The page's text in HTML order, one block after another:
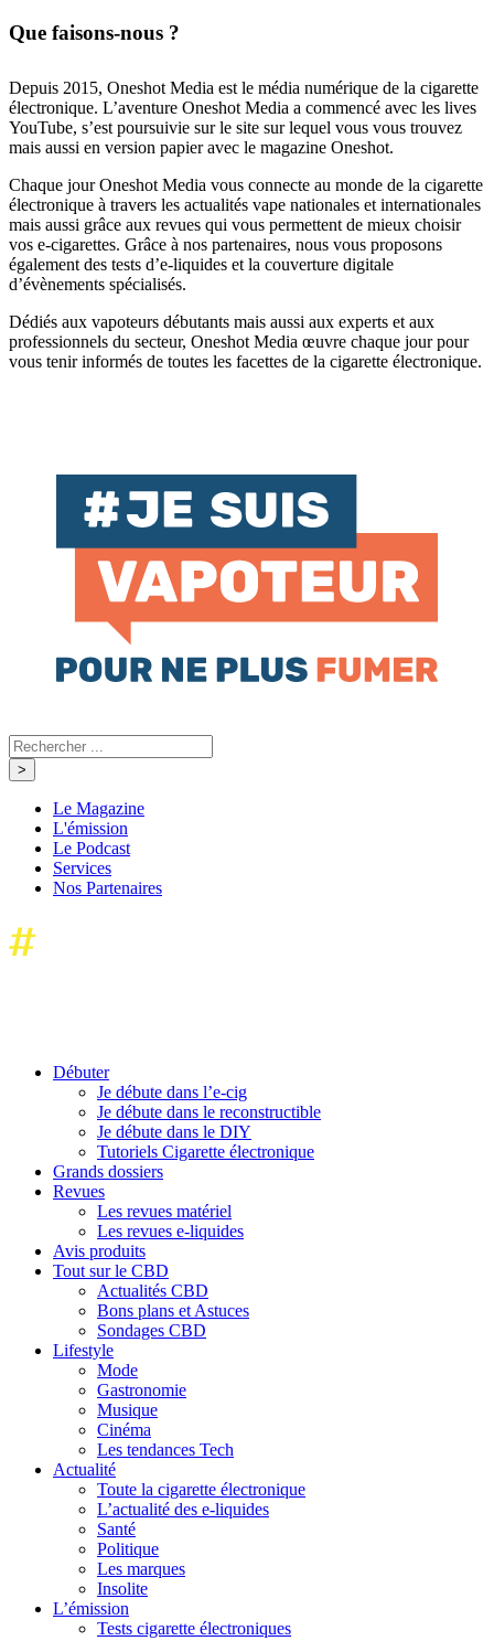
Que faisons-nous ?
Depuis 2015, Oneshot Media est le média numérique de la cigarette
électronique. L’aventure Oneshot Media a commencé avec les lives
YouTube, s’est poursuivie sur le site sur lequel vous vous trouvez
mais aussi en version papier avec le magazine Oneshot.
Chaque jour Oneshot Media vous connecte au monde de la cigarette
électronique à travers les actualités vape nationales et internationales
mais aussi grâce aux revues qui vous permettent de mieux choisir
vos e-cigarettes. Grâce à nos partenaires, nous vous proposons
également des tests d’e-liquides et la couverture digitale
d’évènements spécialisés.
Dédiés aux vapoteurs débutants mais aussi aux experts et aux
professionnels du secteur, Oneshot Media œuvre chaque jour pour
vous tenir informés de toutes les facettes de la cigarette électronique.
Le Magazine
L'émission
Le Podcast
Services
Nos Partenaires
Débuter
Je débute dans l’e-cig
Je débute dans le reconstructible
Je débute dans le DIY
Tutoriels Cigarette électronique
Grands dossiers
Revues
Les revues matériel
Les revues e-liquides
Avis produits
Tout sur le CBD
Actualités CBD
Bons plans et Astuces
Sondages CBD
Lifestyle
Mode
Gastronomie
Musique
Cinéma
Les tendances Tech
Actualité
Toute la cigarette électronique
L’actualité des e-liquides
Santé
Politique
Les marques
Insolite
L’émission
Tests cigarette électroniques